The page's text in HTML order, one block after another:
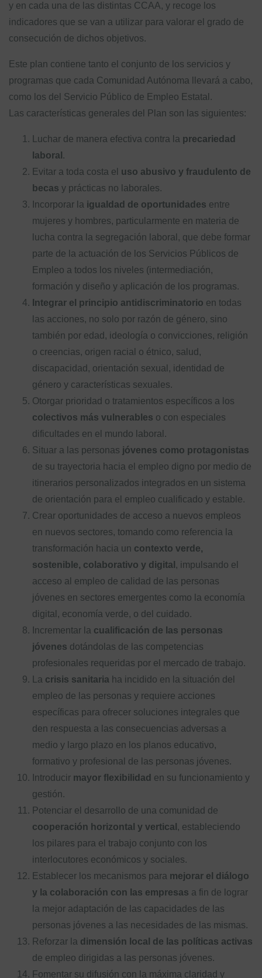
y en cada una de las distintas CCAA, y recoge los
indicadores que se van a utilizar para valorar el grado de
consecución de dichos objetivos.
Este plan contiene tanto el conjunto de los servicios y
programas que cada Comunidad Autónoma llevará a cabo,
como los del Servicio Público de Empleo Estatal.
Las características generales del Plan son las siguientes:
Luchar de manera efectiva contra la precariedad
laboral .
Evitar a toda costa el uso abusivo y fraudulento de
becas y prácticas no laborales.
Incorporar la igualdad de oportunidades entre
mujeres y hombres, particularmente en materia de
lucha contra la segregación laboral, que debe formar
parte de la actuación de los Servicios Públicos de
Empleo a todos los niveles (intermediación,
formación y diseño y aplicación de los programas.
Integrar el principio antidiscriminatorio en todas
las acciones, no solo por razón de género, sino
también por edad, ideología o convicciones, religión
o creencias, origen racial o étnico, salud,
discapacidad, orientación sexual, identidad de
género y características sexuales.
Otorgar prioridad o tratamientos específicos a los
colectivos más vulnerables o con especiales
dificultades en el mundo laboral.
Situar a las personas jóvenes como protagonistas
de su trayectoria hacia el empleo digno por medio de
itinerarios personalizados integrados en un sistema
de orientación para el empleo cualificado y estable.
Crear oportunidades de acceso a nuevos empleos
en nuevos sectores, tomando como referencia la
transformación hacia un contexto verde,
sostenible, colaborativo y digital , impulsando el
acceso al empleo de calidad de las personas
jóvenes en sectores emergentes como la economía
digital, economía verde, o del cuidado.
Incrementar la cualificación de las personas
jóvenes dotándolas de las competencias
profesionales requeridas por el mercado de trabajo.
La crisis sanitaria ha incidido en la situación del
empleo de las personas y requiere acciones
específicas para ofrecer soluciones integrales que
den respuesta a las consecuencias adversas a
medio y largo plazo en los planos educativo,
formativo y profesional de las personas jóvenes.
Introducir mayor flexibilidad en su funcionamiento y
gestión.
Potenciar el desarrollo de una comunidad de
cooperación horizontal y vertical , estableciendo
los pilares para el trabajo conjunto con los
interlocutores económicos y sociales.
Establecer los mecanismos para mejorar el diálogo
y la colaboración con las empresas a fin de lograr
la mejor adaptación de las capacidades de las
personas jóvenes a las necesidades de las mismas.
Reforzar la dimensión local de las políticas activas
de empleo dirigidas a las personas jóvenes.
Fomentar su difusión con la máxima claridad y